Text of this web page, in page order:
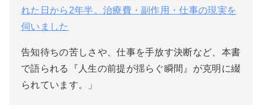
れた日から2年半。治療費・副作用・仕事の現実を
伺いました
告知待ちの苦しさや、仕事を手放す決断など、本書
で語られる『人生の前提が揺らぐ瞬間』が克明に綴
られています。」